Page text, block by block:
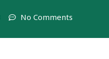
No Comments